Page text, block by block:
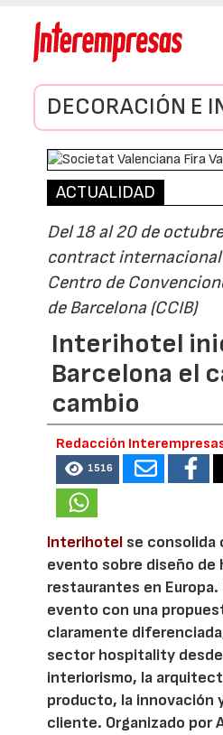
DECORACIÓN E
ACTUALIDAD
Del 18 al 20 de
contract internacional
Centro de
de Barcelona (CCIB)
Interihotel
Barcelona el
cambio
Redacción
1516
Interihotel se consolida
evento sobre diseño de
restaurantes en
evento con una
claramente
sector hospitality
interiorismo, la
producto, la innovación
cliente. Organizado por